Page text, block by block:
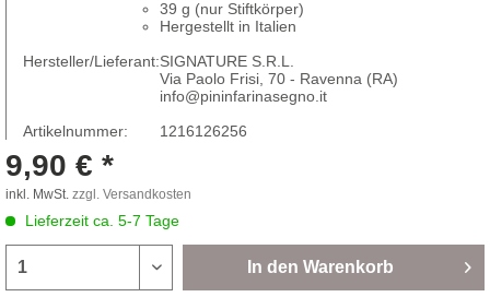
39 g (nur Stiftkörper)
Hergestellt in Italien
Hersteller/Lieferant:SIGNATURE S.R.L.
Via Paolo Frisi, 70 - Ravenna (RA)
info@pininfarinasegno.it
Artikelnummer:
1216126256
9,90 € *
inkl. MwSt. zzgl. Versandkosten
Lieferzeit ca. 5-7 Tage
In den Warenkorb